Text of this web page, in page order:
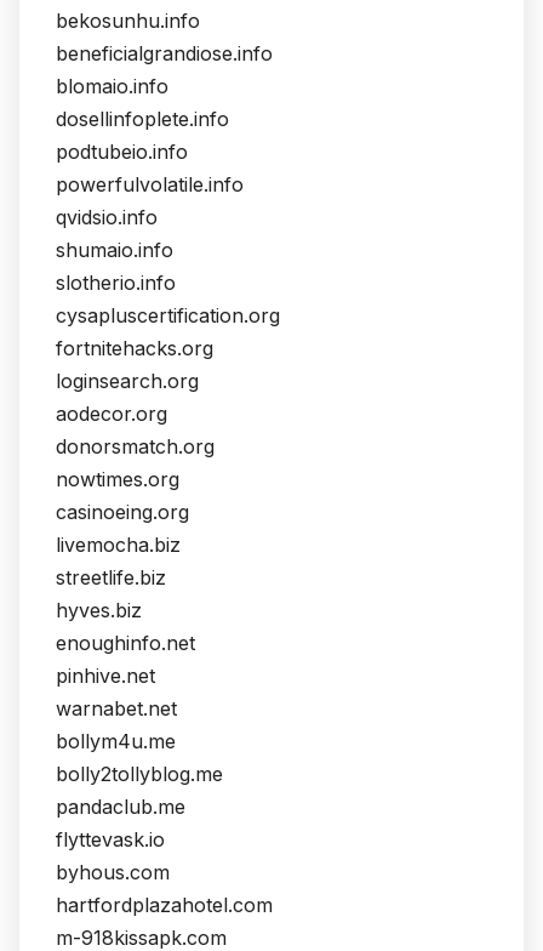
bekosunhu.info
beneficialgrandiose.info
blomaio.info
dosellinfoplete.info
podtubeio.info
powerfulvolatile.info
qvidsio.info
shumaio.info
slotherio.info
cysapluscertification.org
fortnitehacks.org
loginsearch.org
aodecor.org
donorsmatch.org
nowtimes.org
casinoeing.org
livemocha.biz
streetlife.biz
hyves.biz
enoughinfo.net
pinhive.net
warnabet.net
bollym4u.me
bolly2tollyblog.me
pandaclub.me
flyttevask.io
byhous.com
hartfordplazahotel.com
m-918kissapk.com